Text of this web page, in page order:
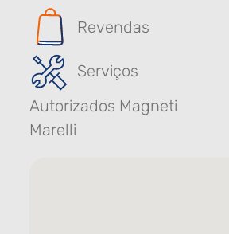
Revendas
Serviços
Autorizados Magneti
Marelli